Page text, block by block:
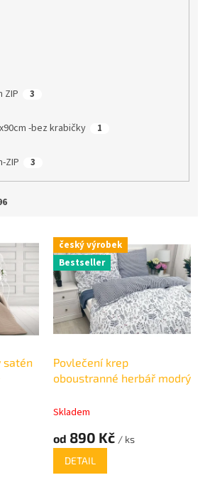
ZIP 3
-bez krabičky 1
ZIP 3
satén
český výrobek
Bestseller
Povlečení krep
oboustranné herbář modrý
Skladem
od 890 Kč / ks
DETAIL